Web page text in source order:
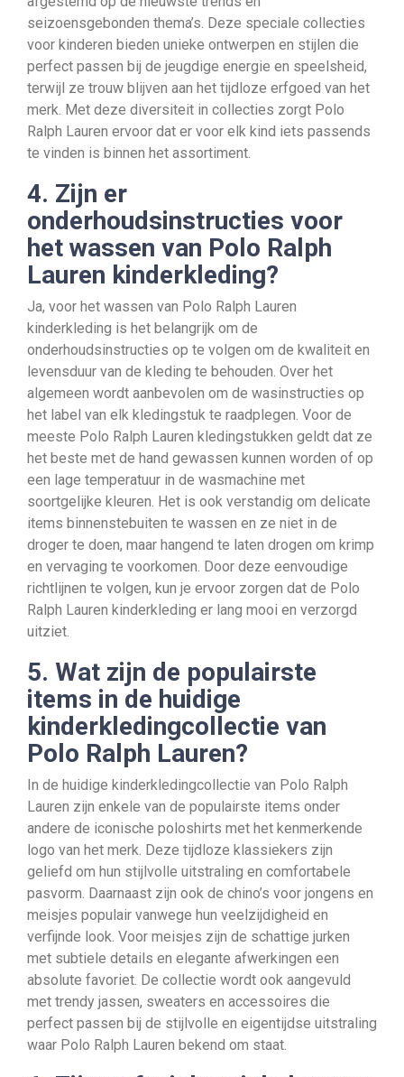
seizoensgebonden thema’s. Deze speciale collecties
voor kinderen bieden unieke ontwerpen en stijlen die
perfect passen bij de jeugdige energie en speelsheid,
terwijl ze trouw blijven aan het tijdloze erfgoed van het
merk. Met deze diversiteit in collecties zorgt Polo
Ralph Lauren ervoor dat er voor elk kind iets passends
te vinden is binnen het assortiment.
4. Zijn er
onderhoudsinstructies voor
het wassen van Polo Ralph
Lauren kinderkleding?
Ja, voor het wassen van Polo Ralph Lauren
kinderkleding is het belangrijk om de
onderhoudsinstructies op te volgen om de kwaliteit en
levensduur van de kleding te behouden. Over het
algemeen wordt aanbevolen om de wasinstructies op
het label van elk kledingstuk te raadplegen. Voor de
meeste Polo Ralph Lauren kledingstukken geldt dat ze
het beste met de hand gewassen kunnen worden of op
een lage temperatuur in de wasmachine met
soortgelijke kleuren. Het is ook verstandig om delicate
items binnenstebuiten te wassen en ze niet in de
droger te doen, maar hangend te laten drogen om krimp
en vervaging te voorkomen. Door deze eenvoudige
richtlijnen te volgen, kun je ervoor zorgen dat de Polo
Ralph Lauren kinderkleding er lang mooi en verzorgd
uitziet.
5. Wat zijn de populairste
items in de huidige
kinderkledingcollectie van
Polo Ralph Lauren?
In de huidige kinderkledingcollectie van Polo Ralph
Lauren zijn enkele van de populairste items onder
andere de iconische poloshirts met het kenmerkende
logo van het merk. Deze tijdloze klassiekers zijn
geliefd om hun stijlvolle uitstraling en comfortabele
pasvorm. Daarnaast zijn ook de chino’s voor jongens en
meisjes populair vanwege hun veelzijdigheid en
verfijnde look. Voor meisjes zijn de schattige jurken
met subtiele details en elegante afwerkingen een
absolute favoriet. De collectie wordt ook aangevuld
met trendy jassen, sweaters en accessoires die
perfect passen bij de stijlvolle en eigentijdse uitstraling
waar Polo Ralph Lauren bekend om staat.